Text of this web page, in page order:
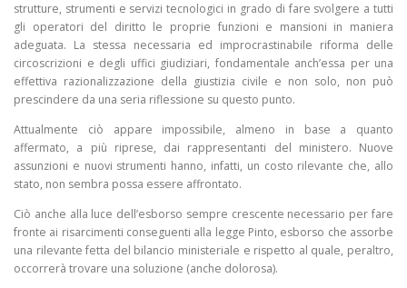
strutture, strumenti e servizi tecnologici in grado di fare svolgere a tutti
gli operatori del diritto le proprie funzioni e mansioni in maniera
adeguata. La stessa necessaria ed improcrastinabile riforma delle
circoscrizioni e degli uffici giudiziari, fondamentale anch’essa per una
effettiva razionalizzazione della giustizia civile e non solo, non può
prescindere da una seria riflessione su questo punto.
Attualmente ciò appare impossibile, almeno in base a quanto
affermato, a più riprese, dai rappresentanti del ministero. Nuove
assunzioni e nuovi strumenti hanno, infatti, un costo rilevante che, allo
stato, non sembra possa essere affrontato.
Ciò anche alla luce dell’esborso sempre crescente necessario per fare
fronte ai risarcimenti conseguenti alla legge Pinto, esborso che assorbe
una rilevante fetta del bilancio ministeriale e rispetto al quale, peraltro,
occorrerà trovare una soluzione (anche dolorosa).